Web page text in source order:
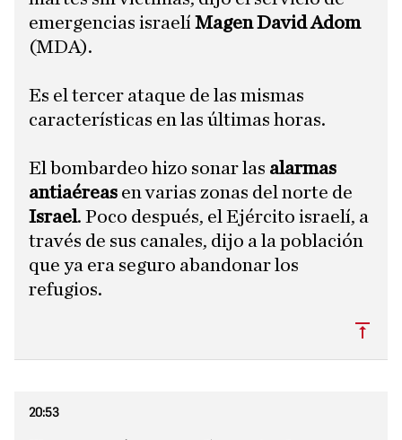
emergencias israelí Magen David Adom
(MDA).
Es el tercer ataque de las mismas
características en las últimas horas.
El bombardeo hizo sonar las alarmas
antiaéreas en varias zonas del norte de
Israel. Poco después, el Ejército israelí, a
través de sus canales, dijo a la población
que ya era seguro abandonar los
refugios.
20:53